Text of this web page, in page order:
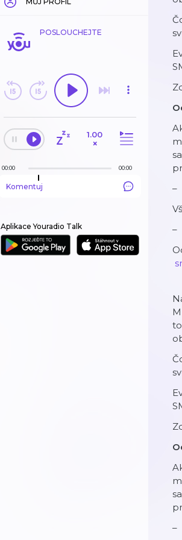
POSLOUCHEJTE
1.00
×
00:00 00:00
Komentuj
Aplikace Youradio Talk
–
–
–